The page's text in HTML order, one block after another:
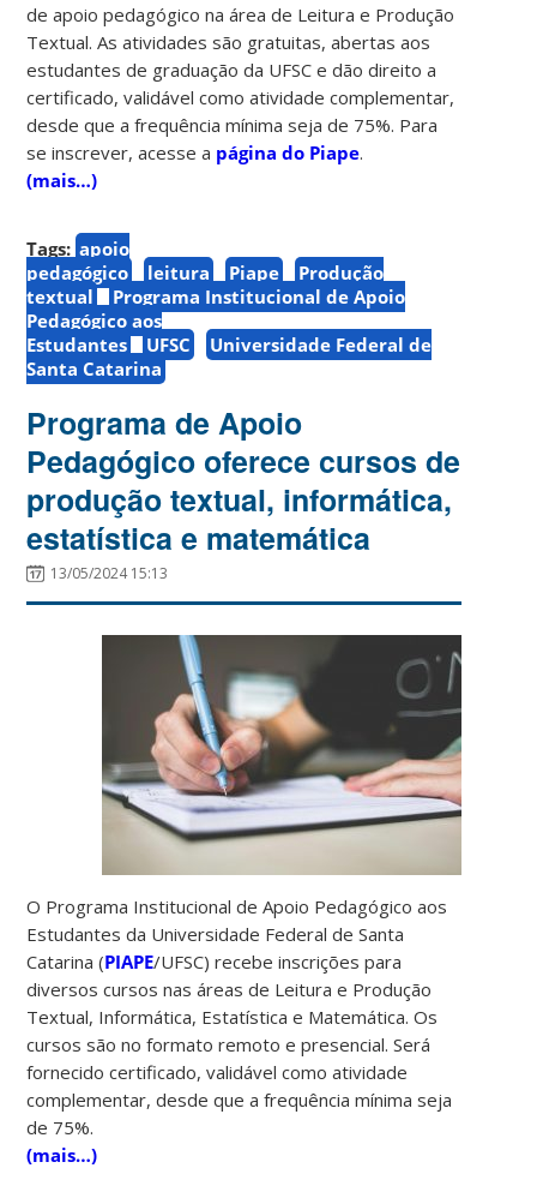
de apoio pedagógico na área de Leitura e Produção
Textual. As atividades são gratuitas, abertas aos
estudantes de graduação da UFSC e dão direito a
certificado, validável como atividade complementar,
desde que a frequência mínima seja de 75%. Para
se inscrever, acesse a página do Piape.
(mais…)
Tags: apoio
pedagógico
leitura Piape
Produção
textual
Programa Institucional de Apoio
Pedagógico aos
Estudantes
UFSC
Universidade Federal de
Santa Catarina
Programa de Apoio
Pedagógico oferece cursos de
produção textual, informática,
estatística e matemática
13/05/2024 15:13
O Programa Institucional de Apoio Pedagógico aos
Estudantes da Universidade Federal de Santa
Catarina (PIAPE/UFSC) recebe inscrições para
diversos cursos nas áreas de Leitura e Produção
Textual, Informática, Estatística e Matemática. Os
cursos são no formato remoto e presencial. Será
fornecido certificado, validável como atividade
complementar, desde que a frequência mínima seja
de 75%.
(mais…)